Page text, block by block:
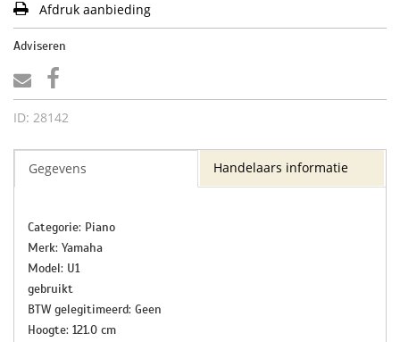
Afdruk aanbieding
Adviseren
ID: 28142
Gegevens Handelaars informatie
Categorie: Piano
Merk: Yamaha
Model: U1
gebruikt
BTW gelegitimeerd: Geen
Hoogte: 121.0 cm